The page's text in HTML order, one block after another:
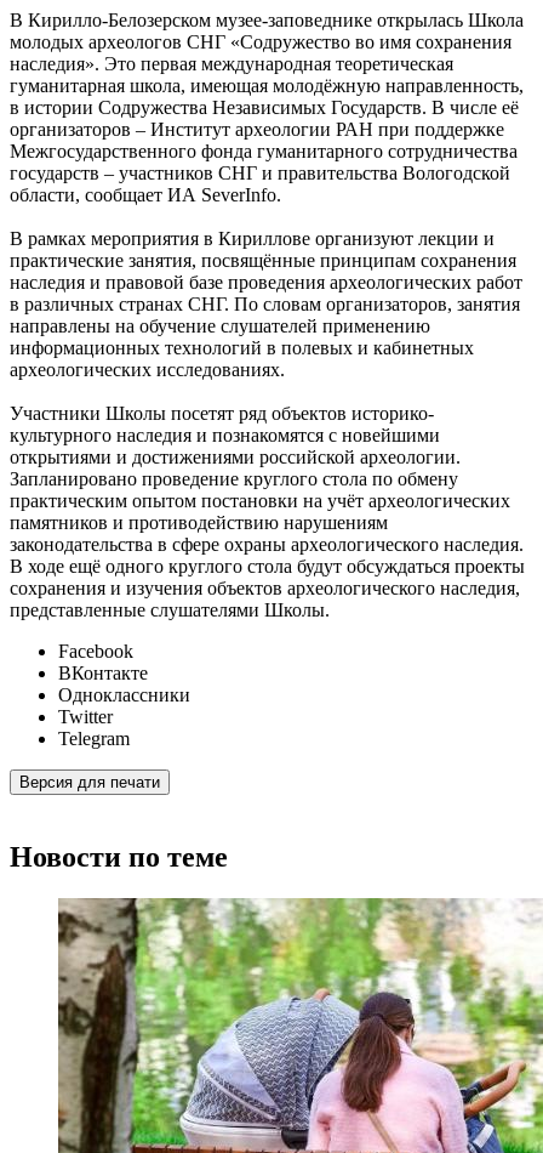
В Кирилло-Белозерском музее-заповеднике открылась Школа
молодых археологов СНГ «Содружество во имя сохранения
наследия». Это первая международная теоретическая
гуманитарная школа, имеющая молодёжную направленность,
в истории Содружества Независимых Государств. В числе её
организаторов – Институт археологии РАН при поддержке
Межгосударственного фонда гуманитарного сотрудничества
государств – участников СНГ и правительства Вологодской
области, сообщает ИА SeverInfo.
В рамках мероприятия в Кириллове организуют лекции и
практические занятия, посвящённые принципам сохранения
наследия и правовой базе проведения археологических работ
в различных странах СНГ. По словам организаторов, занятия
направлены на обучение слушателей применению
информационных технологий в полевых и кабинетных
археологических исследованиях.
Участники Школы посетят ряд объектов историко-
культурного наследия и познакомятся с новейшими
открытиями и достижениями российской археологии.
Запланировано проведение круглого стола по обмену
практическим опытом постановки на учёт археологических
памятников и противодействию нарушениям
законодательства в сфере охраны археологического наследия.
В ходе ещё одного круглого стола будут обсуждаться проекты
сохранения и изучения объектов археологического наследия,
представленные слушателями Школы.
Facebook
ВКонтакте
Одноклассники
Twitter
Telegram
Версия для печати
Новости по теме